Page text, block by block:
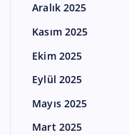
Aralık 2025
Kasım 2025
Ekim 2025
Eylül 2025
Mayıs 2025
Mart 2025